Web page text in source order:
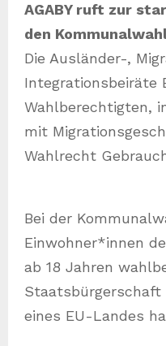
AGABY ruft zur
den
Die Ausländer-,
Integrationsbeiräte
Wahlberechtigten,
mit
Wahlrecht
Bei der
Einwohner*innen
ab 18 Jahren
eines EU-Landes